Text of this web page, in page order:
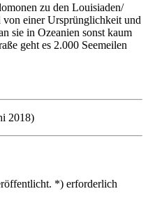
zu den Louisiaden/
von einer Ursprünglichkeit und
sie in Ozeanien sonst kaum
geht es 2.000 Seemeilen
2018)
*) erforderlich